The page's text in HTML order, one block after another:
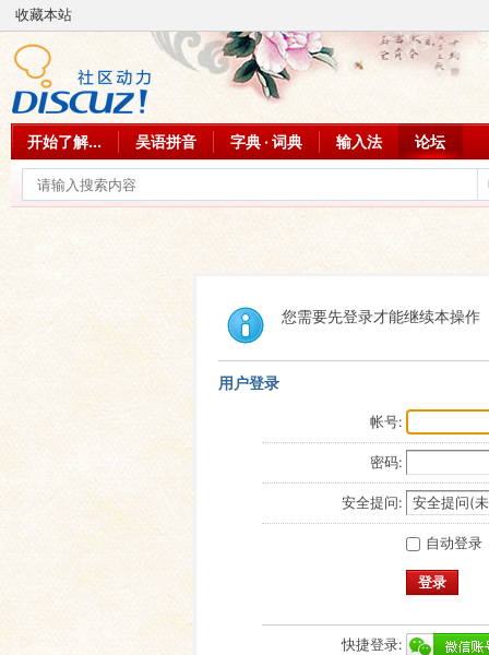
收藏本站
开始了解... 吴语拼音 字典 · 词典 输入法 论坛
您需要先登录才能继续本操作
用户登录
帐号:
密码:
安全提问:
自动登录
登录
快捷登录: